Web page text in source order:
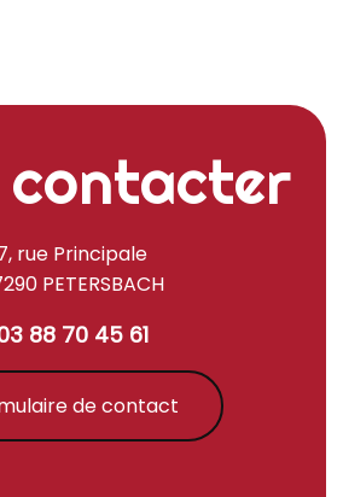
contacter
rue Principale
PETERSBACH
88 70 45 61
de contact